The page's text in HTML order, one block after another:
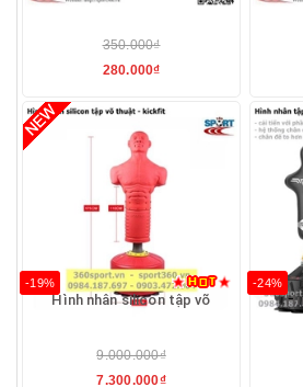
350.000₫
280.000₫
-19%
Hình nhân silicon tập võ
9.000.000₫
7.300.000₫
-24%